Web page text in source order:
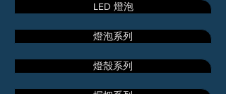
LED 燈泡
燈泡系列
燈殼系列